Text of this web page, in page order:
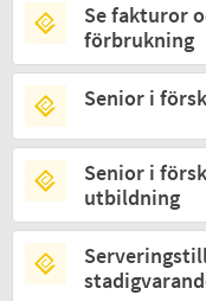
Se fakturor
förbrukning
Senior i
Senior i
utbildning